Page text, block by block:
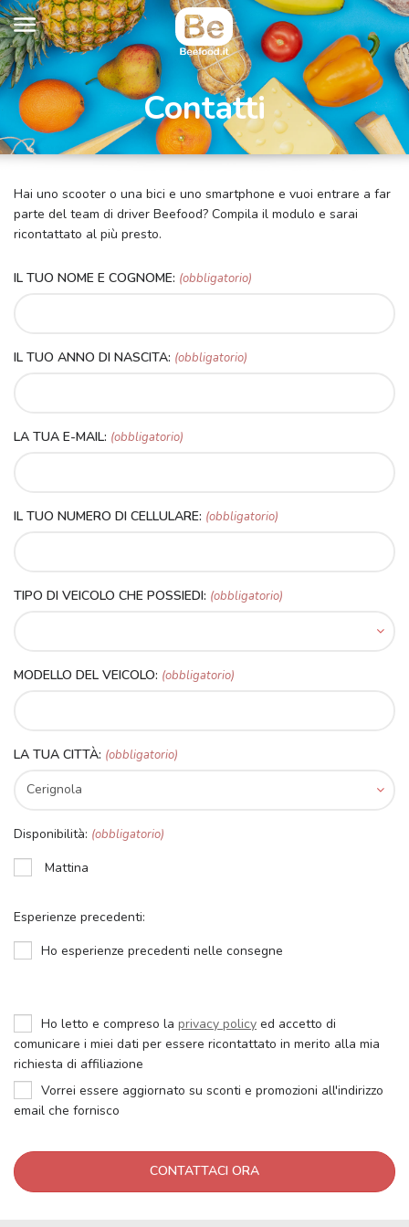
Contatti
Hai uno scooter o una bici e uno smartphone e vuoi entrare a far
parte del team di driver Beefood? Compila il modulo e sarai
ricontattato al più presto.
IL TUO NOME E COGNOME: (obbligatorio)
IL TUO ANNO DI NASCITA: (obbligatorio)
LA TUA E-MAIL: (obbligatorio)
IL TUO NUMERO DI CELLULARE: (obbligatorio)
TIPO DI VEICOLO CHE POSSIEDI: (obbligatorio)
MODELLO DEL VEICOLO: (obbligatorio)
LA TUA CITTÀ: (obbligatorio)
Cerignola
Disponibilità: (obbligatorio)
Mattina
Esperienze precedenti:
Ho esperienze precedenti nelle consegne
Ho letto e compreso la privacy policy ed accetto di
comunicare i miei dati per essere ricontattato in merito alla mia
richiesta di affiliazione
Vorrei essere aggiornato su sconti e promozioni all'indirizzo
email che fornisco